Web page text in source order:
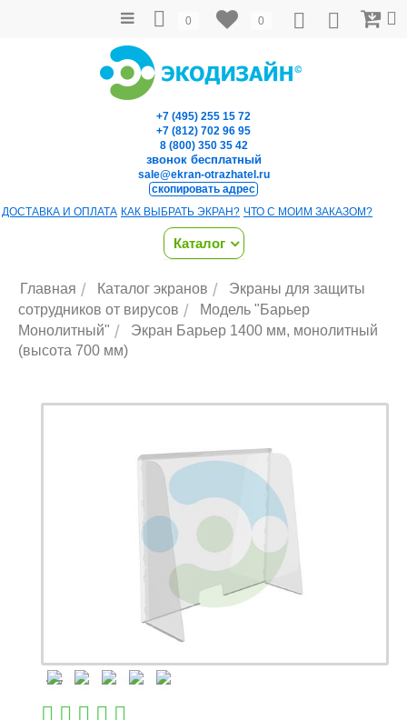
0
0
+7 (495) 255 15 72
+7 (812) 702 96 95
8 (800) 350 35 42
звонок бесплатный
sale@ekran-otrazhatel.ru
скопировать адрес
ДОСТАВКА И ОПЛАТА КАК ВЫБРАТЬ ЭКРАН? ЧТО С МОИМ ЗАКАЗОМ?
Каталог
Главная / Каталог экранов /
Экраны для защиты
сотрудников от вирусов /
Модель "Барьер
Монолитный" /
Экран Барьер 1400 мм, монолитный
(высота 700 мм)